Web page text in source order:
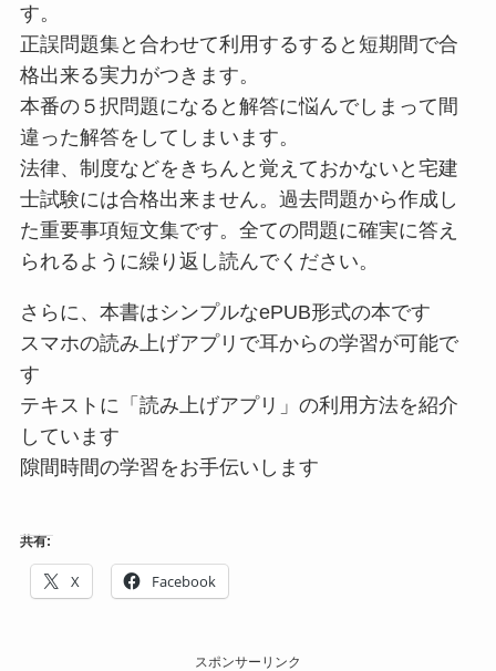
す。
正誤問題集と合わせて利用するすると短期間で合
格出来る実力がつきます。
本番の５択問題になると解答に悩んでしまって間
違った解答をしてしまいます。
法律、制度などをきちんと覚えておかないと宅建
士試験には合格出来ません。過去問題から作成し
た重要事項短文集です。全ての問題に確実に答え
られるように繰り返し読んでください。
さらに、本書はシンプルなePUB形式の本です
スマホの読み上げアプリで耳からの学習が可能で
す
テキストに「読み上げアプリ」の利用方法を紹介
しています
隙間時間の学習をお手伝いします
共有:
X Facebook
スポンサーリンク